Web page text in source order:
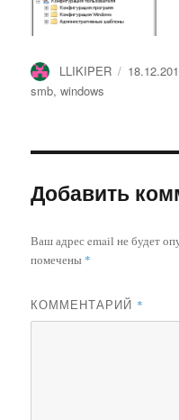
Автор
LLIKIPER
smb,windows
Добавить
Ваш адрес email не будет
помечены *
КОММЕНТАРИЙ *